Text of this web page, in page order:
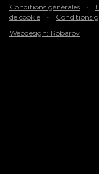
Conditions générales
•
de cookie
• Conditions
Webdesign: Robarov